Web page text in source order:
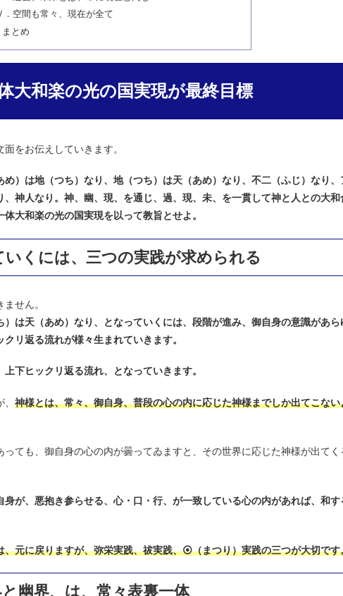
．空間も常々、現在が全て
まとめ
大和楽の光の国実現が最終目標
をお伝えしていきます。
）は地（つち）なり、地（つち）は天（あめ）なり、不二（ふじ）なり
神人なり。神、幽、現、を通じ、過、現、未、を一貫して神と人との大和
大和楽の光の国実現を以って教旨とせよ。
くには、三つの実践が求められる
せん。
は天（あめ）なり、となっていくには、段階が進み、御自身の意識があ
リ返る流れが様々生まれていきます。
下ヒックリ返る流れ、となっていきます。
神様とは、常々、御自身、普段の心の内に応じた神様までしか出てこない
ても、御自身の心の内が曇ってゐますと、その世界に応じた神様が出てく
身が、悪抱き参らせる、心・口・行、が一致している心の内があれば、和す
、元に戻りますが、弥栄実践、祓実践、⦿（まつり）実践の三つが大切です
幽界、は、常々表裏一体